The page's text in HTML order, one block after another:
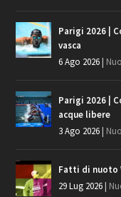
Parigi 2026 |
vasca
6 Ago 2026|
Parigi 2026 |
acque libere
3 Ago 2026|
Fatti di nuoto
29 Lug 2026|